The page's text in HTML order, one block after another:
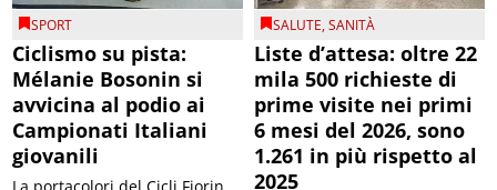
SPORT
Ciclismo su pista:
Mélanie Bosonin si
avvicina al podio ai
Campionati Italiani
giovanili
SALUTE,SANITÀ
Liste d’attesa: oltre 22
mila 500 richieste di
prime visite nei primi
6 mesi del 2026, sono
1.261 in più rispetto al
2025